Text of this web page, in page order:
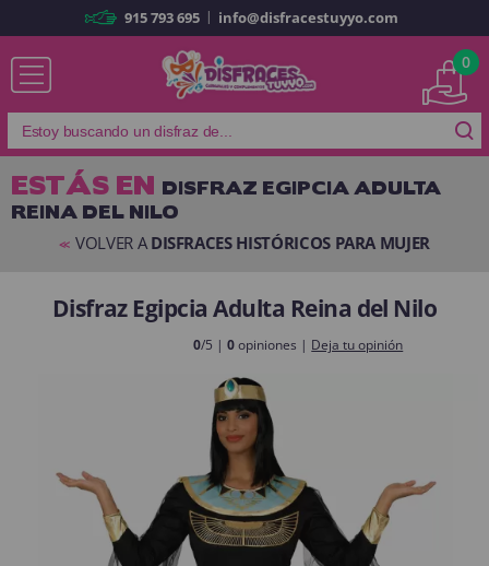
Ya soy cliente
Recordarme ¿Olvidó su contraseña?
Es mi primera vez
Soy nuevo
disfracestuyyo.com
compras rápidamente en nuestra tienda virtual, revisar el estado de tus
pedidos y consultar tus operaciones anteriores.
¡Adelante! Te estabamos esperando.
CREAR CUENTA
915 793 695 | info@disfracestuyyo.com
0
ESTÁS EN DISFRAZ EGIPCIA ADULTA
REINA DEL NILO
<< VOLVER ADISFRACES HISTÓRICOS PARA MUJER
Disfraz Egipcia Adulta Reina del Nilo
0/5 |0opiniones | Deja tu opinión